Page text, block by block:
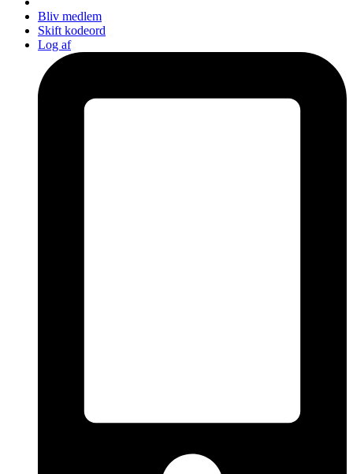
Bliv medlem
Skift kodeord
Log af